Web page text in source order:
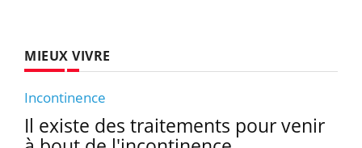
MIEUX VIVRE
Incontinence
Il existe des traitements pour venir